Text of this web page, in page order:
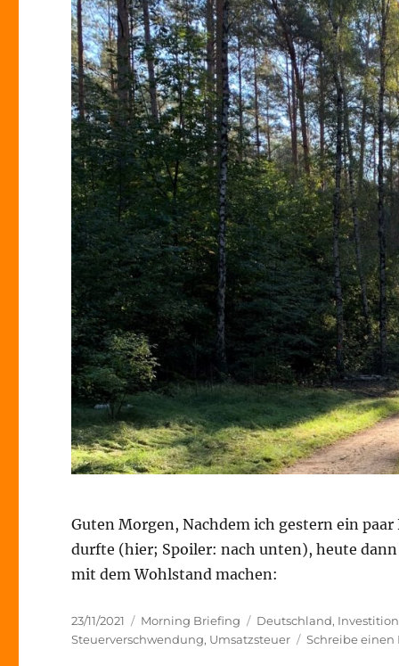
Guten Morgen, Nachdem ich gestern ein
durfte (hier; Spoiler: nach unten), heute
mit dem Wohlstand machen:
Veröffentlicht
am
23/11/2021 Kategorien
Morning Briefing Schlagwörter
Deutschland,
Steuerverschwendung, Umsatzsteuer Schreibe